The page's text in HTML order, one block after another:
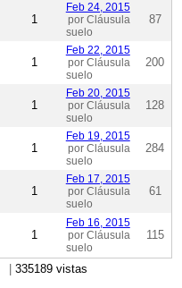
1
Feb 24, 2015
por Cláusula
suelo
87
1
Feb 22, 2015
por Cláusula
suelo
200
1
Feb 20, 2015
por Cláusula
suelo
128
1
Feb 19, 2015
por Cláusula
suelo
284
1
Feb 17, 2015
por Cláusula
suelo
61
1
Feb 16, 2015
por Cláusula
suelo
115
335189 vistas